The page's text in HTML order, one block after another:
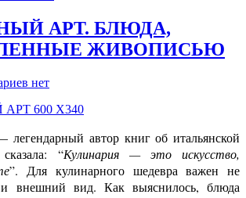
АРТ. БЛЮДА,
ЖИВОПИСЬЮ
нет
автор книг об итальянской
“Кулинария — это искусство,
”. Для кулинарного шедевра важен не
внешний вид. Как выяснилось, блюда